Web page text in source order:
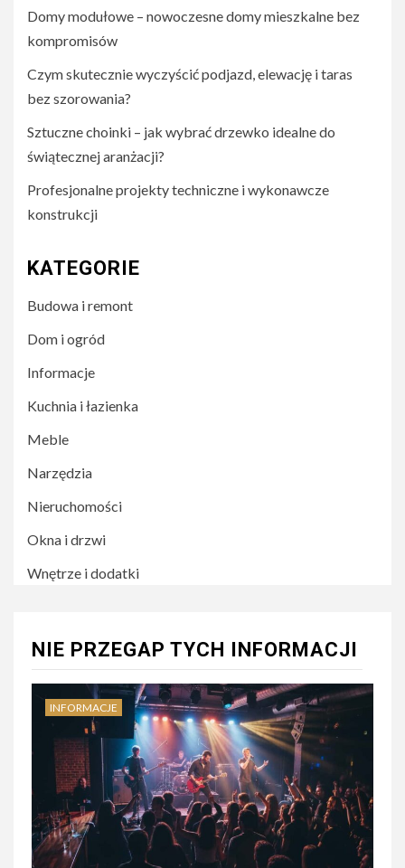
Domy modułowe – nowoczesne domy mieszkalne bez
kompromisów
Czym skutecznie wyczyścić podjazd, elewację i taras
bez szorowania?
Sztuczne choinki – jak wybrać drzewko idealne do
świątecznej aranżacji?
Profesjonalne projekty techniczne i wykonawcze
konstrukcji
KATEGORIE
Budowa i remont
Dom i ogród
Informacje
Kuchnia i łazienka
Meble
Narzędzia
Nieruchomości
Okna i drzwi
Wnętrze i dodatki
NIE PRZEGAP TYCH INFORMACJI
INFORMACJE